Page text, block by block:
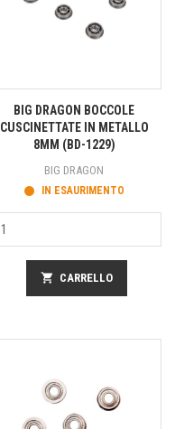
BIG DRAGON BOCCOLE
CUSCINETTATE IN METALLO
8MM (BD-1229)
BIG DRAGON
IN ESAURIMENTO
shopping_cart CARRELLO